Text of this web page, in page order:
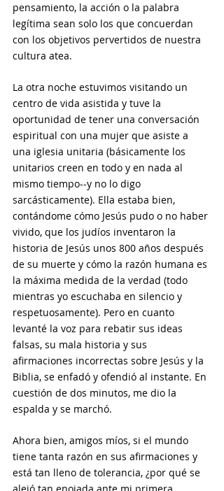
pensamiento, la acción o la palabra
legítima sean solo los que concuerdan
con los objetivos pervertidos de nuestra
cultura atea.
La otra noche estuvimos visitando un
centro de vida asistida y tuve la
oportunidad de tener una conversación
espiritual con una mujer que asiste a
una iglesia unitaria (básicamente los
unitarios creen en todo y en nada al
mismo tiempo--y no lo digo
sarcásticamente). Ella estaba bien,
contándome cómo Jesús pudo o no haber
vivido, que los judíos inventaron la
historia de Jesús unos 800 años después
de su muerte y cómo la razón humana es
la máxima medida de la verdad (todo
mientras yo escuchaba en silencio y
respetuosamente). Pero en cuanto
levanté la voz para rebatir sus ideas
falsas, su mala historia y sus
afirmaciones incorrectas sobre Jesús y la
Biblia, se enfadó y ofendió al instante. En
cuestión de dos minutos, me dio la
espalda y se marchó.
Ahora bien, amigos míos, si el mundo
tiene tanta razón en sus afirmaciones y
está tan lleno de tolerancia, ¿por qué se